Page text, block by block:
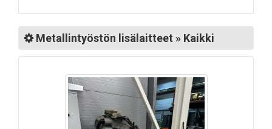
Metallintyöstön lisälaitteet » Kaikki